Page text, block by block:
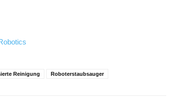
Reinigung Roboterstaubsauger